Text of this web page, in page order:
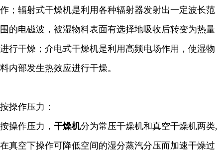
作；辐射式干燥机是利用各种辐射器发射出一定波长范
围的电磁波，被湿物料表面有选择地吸收后转变为热量
进行干燥；介电式干燥机是利用高频电场作用，使湿物
料内部发生热效应进行干燥。
按操作压力：
按操作压力， 干燥机分为常压干燥机和真空干燥机两类,
在真空下操作可降低空间的湿分蒸汽分压而加速干燥过